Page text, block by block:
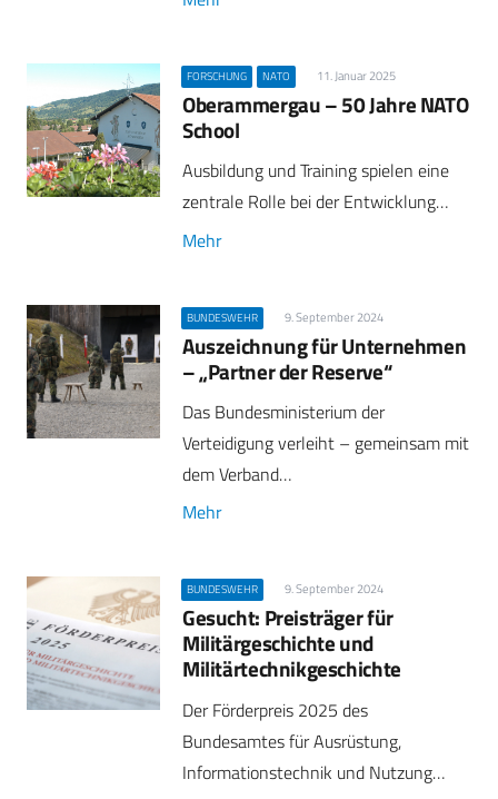
FORSCHUNG NATO 11. Januar 2025
Oberammergau – 50 Jahre NATO
School
Ausbildung und Training spielen eine
zentrale Rolle bei der Entwicklung…
Mehr
BUNDESWEHR 9. September 2024
Auszeichnung für Unternehmen
– „Partner der Reserve“
Das Bundesministerium der
Verteidigung verleiht – gemeinsam mit
dem Verband…
Mehr
BUNDESWEHR 9. September 2024
Gesucht: Preisträger für
Militärgeschichte und
Militärtechnikgeschichte
Der Förderpreis 2025 des
Bundesamtes für Ausrüstung,
Informationstechnik und Nutzung…